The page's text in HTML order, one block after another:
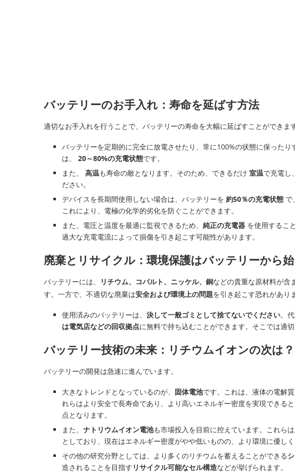
バッテリーのお手入れ：寿命を延ばす方法
適切なお手入れを行うことで、バッテリーの寿命を大幅に延ばすことができます
バッテリーを定期的に完全に放電させたり、常に100%の状態に保った
は、 20～80%の充電状態です。
また、 高温も寿命の敵となります。そのため、できるだけ 室温で充電し
ださい。
デバイスを長期間使用しない場合は、バッテリーを 約50％の充電状態 で
これにより、電極の化学的劣化を防ぐことができます。
また、電圧と温度を最適に監視できるため、 純正の充電器 を使用するこ
過大な充電電流によって損傷を引き起こす可能性があります。
廃棄とリサイクル：環境保護はバッテリーから
バッテリーには、 リチウム、コバルト、ニッケル、銅などの貴重な原材料が含
す。一方で、不適切な廃棄は安全および環境上の問題を引き起こす恐れがあり
使用済みのバッテリーは、 決して一般ゴミとして捨てないでください。代
は電気店などの回収拠点に無料で持ち込むことができます。そこでは適
バッテリー技術の未来：リチウムイオンの次は？
バッテリーの開発は急速に進んでいます。
大きなトレンドとなっているのが、 固体電池です。これは、液体の電解
れらはより安全で長寿命であり、より高いエネルギー密度を実現できる
点となります。
また、 ナトリウムイオン電池も市場投入を目前に控えています。これら
としており、現在はエネルギー密度がやや低いものの、より環境に優しく
その他の研究分野としては、より多くのリチウムを蓄えることができる
造されることを目指す リサイクル可能なセル構造などが挙げられます。